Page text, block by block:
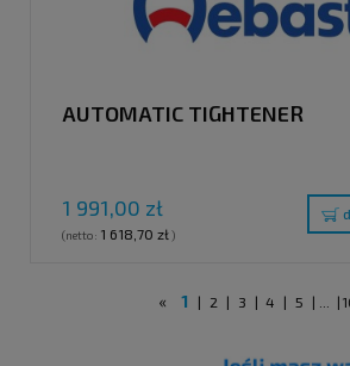
AUTOMATIC TIGHTENER
1 991,00 zł
(netto: 1 618,70 zł)
« 1 | 2 | 3 | 4 | 5 | |